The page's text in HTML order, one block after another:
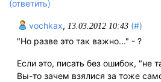
(ответить)
vochkax, 13.03.2012 10:43 (#)
"Но разве это так важно..." - ?
Если это, писать без ошибок, "не
Вы-то зачем взялися за тоже